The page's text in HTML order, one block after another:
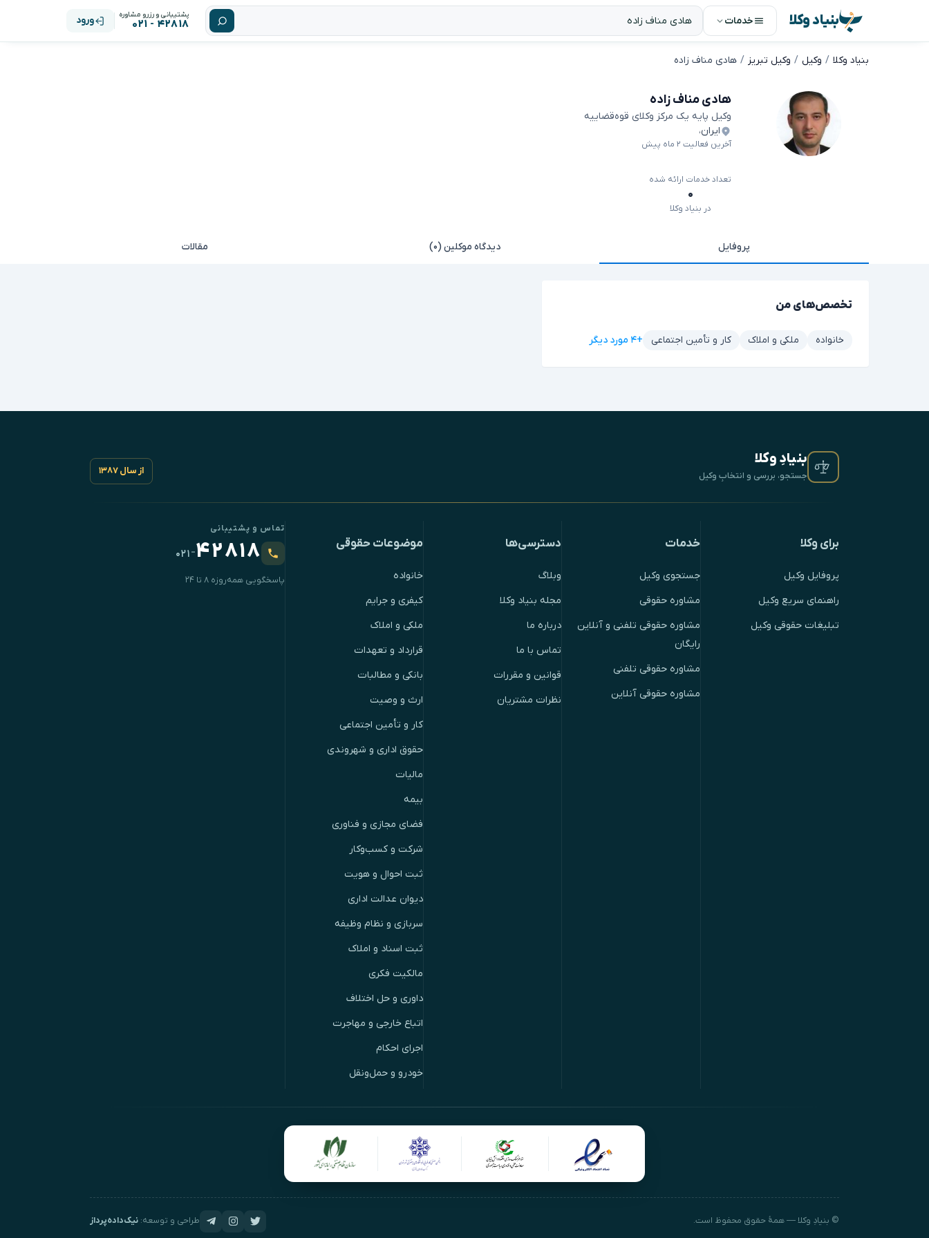
بنیاد وکلا خدمات پشتیبانی و رزرو مشاوره
۴۲۸۱۸ - ۰۲۱ ورود
بنیاد وکلا وکیل وکیل تبریز هادی مناف زاده
هادی مناف زاده
وکیل پایه یک مرکز وکلای قوه‌قضاییه
ایران،
آخرین فعالیت ۲ ماه پیش
تعداد خدمات ارائه شده
۰
در بنیاد وکلا
پروفایل دیدگاه موکلین (۰) مقالات
تخصص‌های من
خانواده ملکی و املاک کار و تأمین اجتماعی +۴ مورد دیگر
بنیادِ وکلا
جستجو، بررسی و انتخابِ وکیل از سال ۱۳۸۷
برای وکلا
پروفایل وکیل
راهنمای سریع وکیل
تبلیغات حقوقی وکیل
خدمات
جستجوی وکیل
مشاوره حقوقی
مشاوره حقوقی تلفنی و آنلاین
رایگان
مشاوره حقوقی تلفنی
مشاوره حقوقی آنلاین
دسترسی‌ها
وبلاگ
مجله بنیاد وکلا
درباره ما
تماس با ما
قوانین و مقررات
نظرات مشتریان
موضوعات حقوقی
خانواده
کیفری و جرایم
ملکی و املاک
قرارداد و تعهدات
بانکی و مطالبات
ارث و وصیت
کار و تأمین اجتماعی
حقوق اداری و شهروندی
مالیات
بیمه
فضای مجازی و فناوری
شرکت و کسب‌وکار
ثبت احوال و هویت
دیوان عدالت اداری
سربازی و نظام وظیفه
ثبت اسناد و املاک
مالکیت فکری
داوری و حل اختلاف
اتباع خارجی و مهاجرت
اجرای احکام
خودرو و حمل‌ونقل
تماس و پشتیبانی
۴۲۸۱۸-۰۲۱
پاسخگویی همه‌روزه ۸ تا ۲۴
© بنیادِ وکلا — همهٔ حقوق محفوظ است. طراحی و توسعه: نیک‌داده‌پرداز